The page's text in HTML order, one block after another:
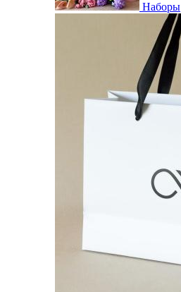
Наборы